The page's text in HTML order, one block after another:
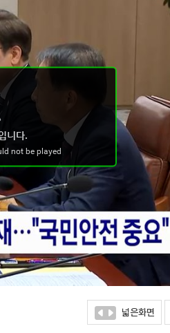
넓은화면